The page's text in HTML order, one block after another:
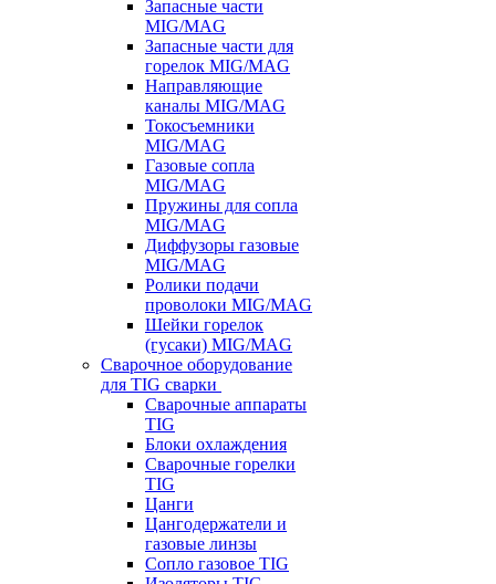
Запасные части
MIG/MAG
Запасные части для
горелок MIG/MAG
Направляющие
каналы MIG/MAG
Токосъемники
MIG/MAG
Газовые сопла
MIG/MAG
Пружины для сопла
MIG/MAG
Диффузоры газовые
MIG/MAG
Ролики подачи
проволоки MIG/MAG
Шейки горелок
(гусаки) MIG/MAG
Сварочное оборудование
для TIG сварки
Сварочные аппараты
TIG
Блоки охлаждения
Сварочные горелки
TIG
Цанги
Цангодержатели и
газовые линзы
Сопло газовое TIG